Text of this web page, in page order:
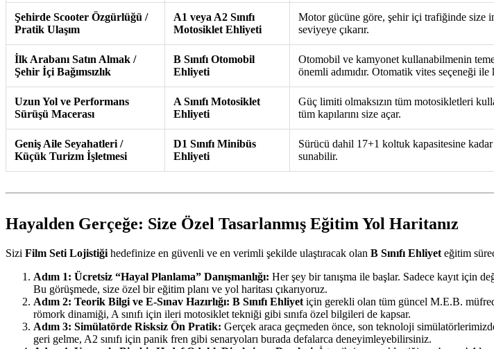
Şehirde Scooter Özgürlüğü /
Pratik Ulaşım
A1 veya A2 Sınıfı
Motosiklet Ehliyeti
Motor gücüne göre, şehir içi trafiğinde size
seviyeye çıkarır.
İlk Arabanı Satın Almak /
Şehir İçi Bağımsızlık
B Sınıfı Otomobil
Ehliyeti
Otomobil ve kamyonet kullanabilmenin
önemli adımıdır. Otomatik vites seçeneği
Uzun Yol ve Performans
Sürüşü Macerası
A Sınıfı Motosiklet
Ehliyeti
Güç limiti olmaksızın tüm motosikletleri
tüm kapılarını size açar.
Geniş Aile Seyahatleri /
Küçük Turizm İşletmesi
D1 Sınıfı Minibüs
Ehliyeti
Sürücü dahil 17+1 koltuk kapasitesine
sunabilir.
Hayalden Gerçeğe: Size Özel Tasarlanmış Eğitim Yol Haritanız
Sizi Film Seti Lojistiği hedefinize en güvenli ve en verimli şekilde ulaştıracak olan B Sınıfı Ehliyet eğitim
Adım 1: Ücretsiz “Hayal Planlama” Danışmanlığı: Her şey bir tanışma ile başlar. Sadece kayıt için
Bu görüşmede, size özel bir eğitim planı ve yol haritası çıkarıyoruz.
Adım 2: Teorik Bilgi ve E-Sınav Hazırlığı: B Sınıfı Ehliyet için gerekli olan tüm güncel M.E.B.
römork dinamiği, A sınıfı için ileri motosiklet tekniği gibi sınıfa özel bilgileri de kapsar.
Adım 3: Simülatörde Risksiz Ön Pratik: Gerçek araca geçmeden önce, son teknoloji
geri gelme, A2 sınıfı için panik fren gibi senaryoları burada defalarca deneyimleyebilirsiniz.